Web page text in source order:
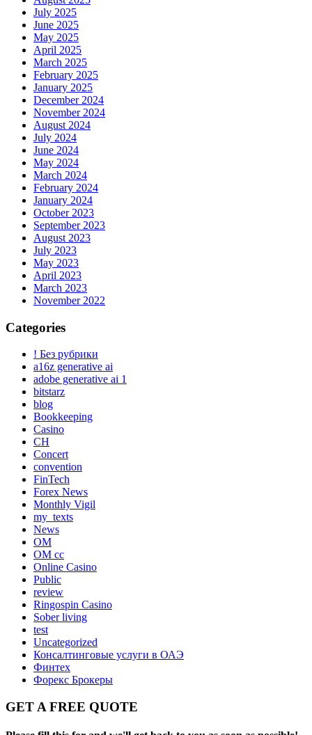
July 2025
June 2025
May 2025
April 2025
March 2025
February 2025
January 2025
December 2024
November 2024
August 2024
July 2024
June 2024
May 2024
March 2024
February 2024
January 2024
October 2023
September 2023
August 2023
July 2023
May 2023
April 2023
March 2023
November 2022
Categories
! Без рубрики
a16z generative ai
adobe generative ai 1
bitstarz
blog
Bookkeeping
Casino
CH
Concert
convention
FinTech
Forex News
Monthly Vigil
my_texts
News
OM
OM cc
Online Casino
Public
review
Ringospin Casino
Sober living
test
Uncategorized
Консалтинговые услуги в ОАЭ
Финтех
Форекс Брокеры
GET A FREE QUOTE